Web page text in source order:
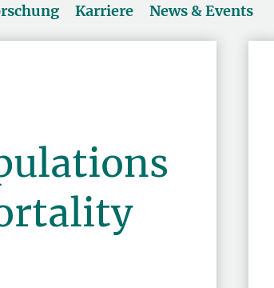
Karriere News & Events